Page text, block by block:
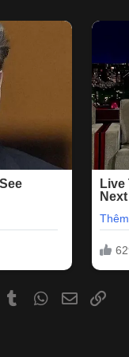
PinterestTumblr WhatsApp
Email